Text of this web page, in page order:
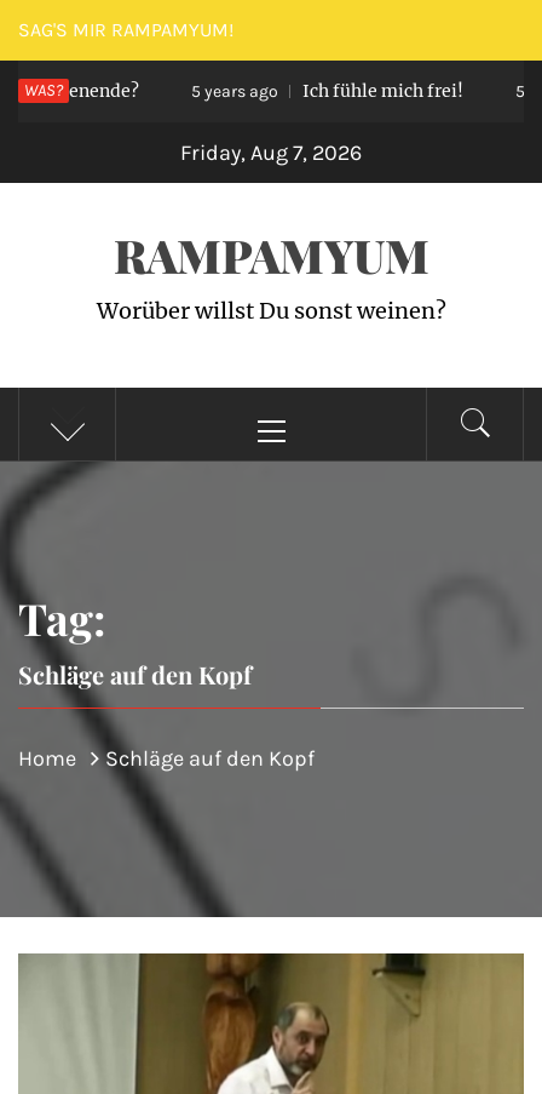
Skip
to
content
SAG'S MIR RAMPAMYUM!
WAS? 5 years ago Ich fühle mich frei! 5
Friday, Aug 7, 2026
RAMPAMYUM
Worüber willst Du sonst weinen?
Menu
Tag:
Schläge auf den Kopf
Home Schläge auf den Kopf